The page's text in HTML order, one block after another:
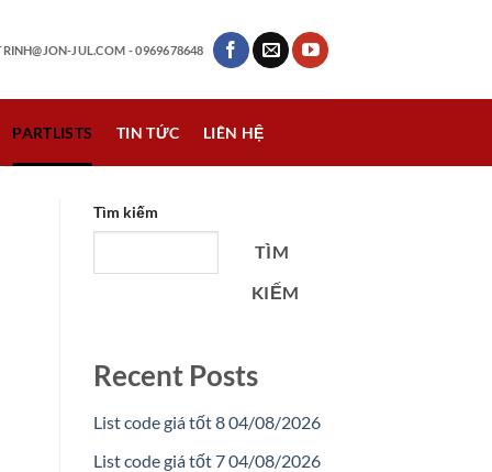
JUL.COM - 0969678648
PARTLISTS TIN TỨC LIÊN HỆ
Tìm kiếm
TÌM
KIẾM
Recent Posts
List code giá tốt 8 04/08/2026
List code giá tốt 7 04/08/2026